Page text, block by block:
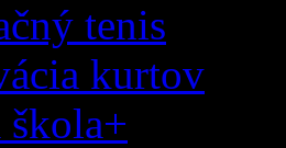
tenis
kurtov
škola+